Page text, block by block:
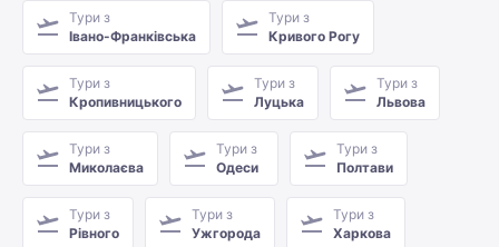
Тури з
Івано-Франківська
Тури з
Кривого Рогу
Тури з
Кропивницького
Тури з
Луцька
Тури з
Львова
Тури з
Миколаєва
Тури з
Одеси
Тури з
Полтави
Тури з
Рівного
Тури з
Ужгорода
Тури з
Харкова